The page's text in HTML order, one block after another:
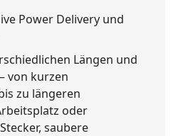
Power Delivery und
Längen und
von kurzen
zu längeren
oder
saubere